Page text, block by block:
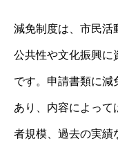
減免制度は、市民活
公共性や文化振興に
です。申請書類に減
あり、内容によって
者規模、過去の実績